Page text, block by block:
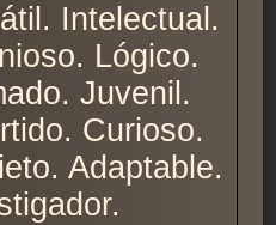
Intelectual.
Lógico.
Juvenil.
Curioso.
Adaptable.